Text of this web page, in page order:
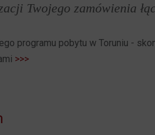
Twojego zamówienia
programu pobytu w Toruniu -
>>>